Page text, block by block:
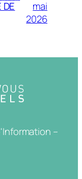
DE
mai
2026
–